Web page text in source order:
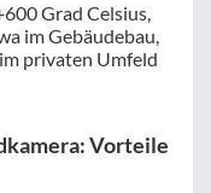
Grad Celsius,
im Gebäudebau,
privaten Umfeld
Vorteile